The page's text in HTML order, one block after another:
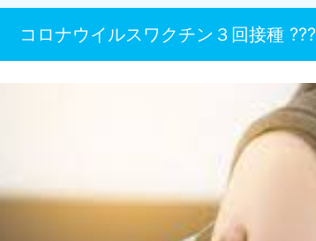
コロナウイルスワクチン３回接種 ???